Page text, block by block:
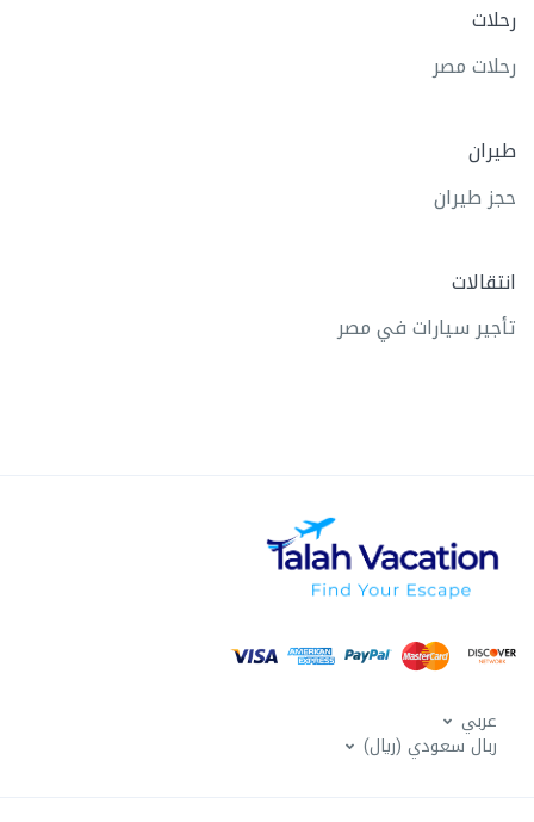
رحلات
رحلات مصر
طيران
حجز طيران
انتقالات
تأجير سيارات في مصر
عربي
ربال سعودي (ريال)